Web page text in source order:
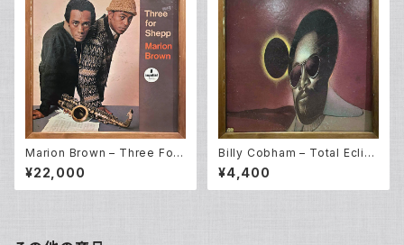
Marion Brown – Three For
Shepp (LP)
¥22,000
Billy Cobham – Total Eclip
se (LP)
¥4,400